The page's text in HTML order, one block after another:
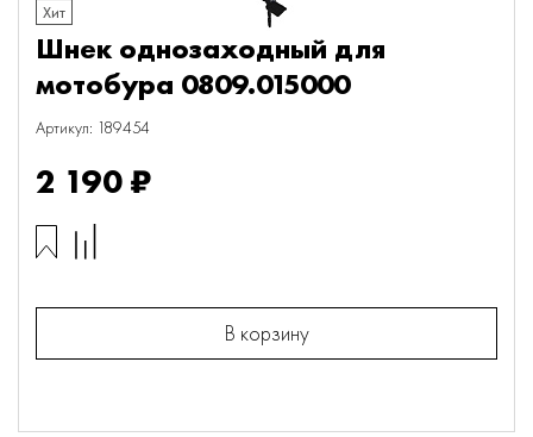
Хит
Шнек однозаходный для
мотобура 0809.015000
Артикул: 189454
2 190 ₽
В корзину